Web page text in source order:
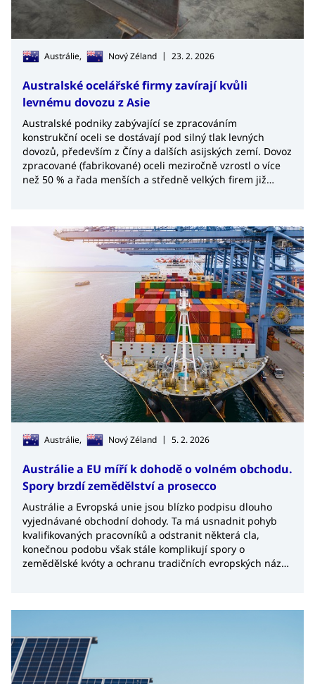
Austrálie, Nový Zéland | 23. 2. 2026
Australské ocelářské firmy zavírají kvůli
levnému dovozu z Asie
Australské podniky zabývající se zpracováním
konstrukční oceli se dostávají pod silný tlak levných
dovozů, především z Číny a dalších asijských zemí. Dovoz
zpracované (fabrikované) oceli meziročně vzrostl o více
než 50 % a řada menších a středně velkých firem již
Austrálie, Nový Zéland | 5. 2. 2026
Austrálie a EU míří k dohodě o volném obchodu.
Spory brzdí zemědělství a prosecco
Austrálie a Evropská unie jsou blízko podpisu dlouho
vyjednávané obchodní dohody. Ta má usnadnit pohyb
kvalifikovaných pracovníků a odstranit některá cla,
konečnou podobu však stále komplikují spory o
zemědělské kvóty a ochranu tradičních evropských názvů